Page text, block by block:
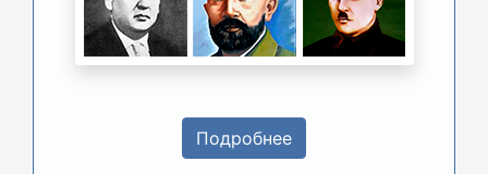
Подробнее